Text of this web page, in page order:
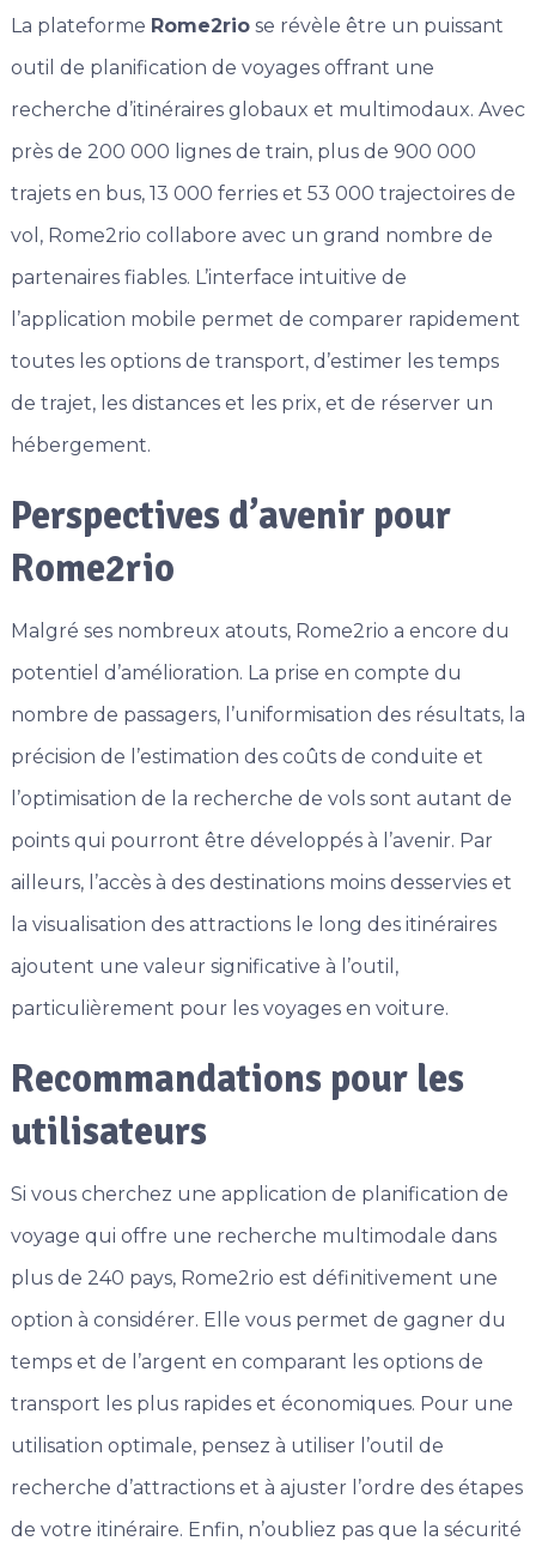
La plateforme Rome2riose révèle être un puissant
outil de planification de voyages offrant une
recherche d’itinéraires globaux et multimodaux. Avec
près de 200 000 lignes de train, plus de 900 000
trajets en bus, 13 000 ferries et 53 000 trajectoires de
vol, Rome2rio collabore avec un grand nombre de
partenaires fiables. L’interface intuitive de
l’application mobile permet de comparer rapidement
toutes les options de transport, d’estimer les temps
de trajet, les distances et les prix, et de réserver un
hébergement.
Perspectives d’avenir pour
Rome2rio
Malgré ses nombreux atouts, Rome2rio a encore du
potentiel d’amélioration. La prise en compte du
nombre de passagers, l’uniformisation des résultats, la
précision de l’estimation des coûts de conduite et
l’optimisation de la recherche de vols sont autant de
points qui pourront être développés à l’avenir. Par
ailleurs, l’accès à des destinations moins desservies et
la visualisation des attractions le long des itinéraires
ajoutent une valeur significative à l’outil,
particulièrement pour les voyages en voiture.
Recommandations pour les
utilisateurs
Si vous cherchez une application de planification de
voyage qui offre une recherche multimodale dans
plus de 240 pays, Rome2rio est définitivement une
option à considérer. Elle vous permet de gagner du
temps et de l’argent en comparant les options de
transport les plus rapides et économiques. Pour une
utilisation optimale, pensez à utiliser l’outil de
recherche d’attractions et à ajuster l’ordre des étapes
de votre itinéraire. Enfin, n’oubliez pas que la sécurité